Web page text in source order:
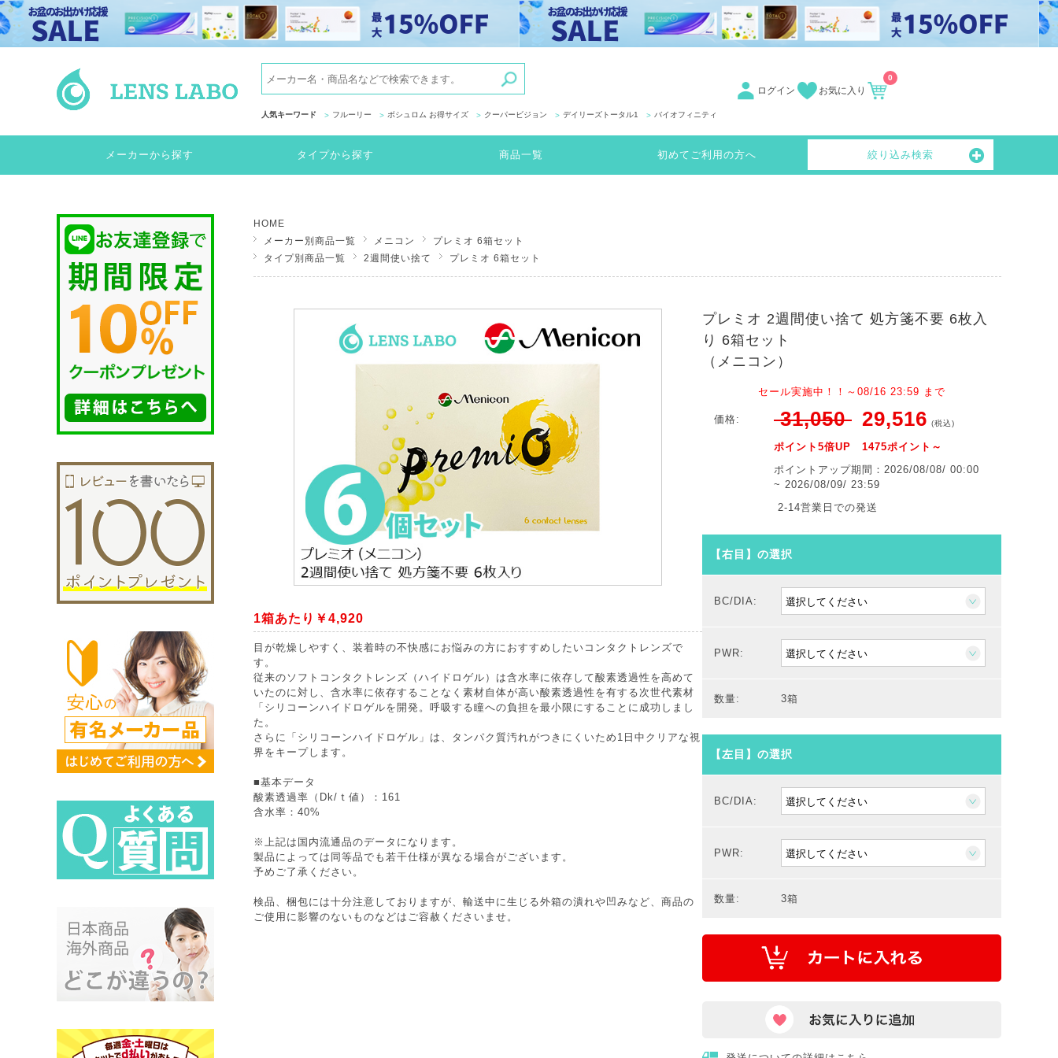
人気キーワード フルーリー ボシュロム お得サイズ クーパービジョン デイリーズトータル1 バイオフィニティ
ログイン お気に入り
0
メーカーから探す タイプから探す 商品一覧 初めてご利用の方へ 絞り込み検索
HOME
メーカー別商品一覧
メニコン
プレミオ 6箱セット
タイプ別商品一覧
2週間使い捨て プレミオ 6箱セット
1箱あたり￥4,920
目が乾燥しやすく、装着時の不快感にお悩みの方におすすめしたいコンタクトレンズで
す。
従来のソフトコンタクトレンズ（ハイドロゲル）は含水率に依存して酸素透過性を高めて
いたのに対し、含水率に依存することなく素材自体が高い酸素透過性を有する次世代素材
「シリコーンハイドロゲルを開発。呼吸する瞳への負担を最小限にすることに成功しまし
た。
さらに「シリコーンハイドロゲル」は、タンパク質汚れがつきにくいため1日中クリアな視
界をキープします。
■基本データ
酸素透過率（Dk/ｔ値）：161
含水率：40%
※上記は国内流通品のデータになります。
製品によっては同等品でも若干仕様が異なる場合がございます。
予めご了承ください。
検品、梱包には十分注意しておりますが、輸送中に生じる外箱の潰れや凹みなど、商品の
ご使用に影響のないものなどはご容赦くださいませ。
プレミオ 2週間使い捨て 処方箋不要 6枚入
り 6箱セット
（メニコン）
セール実施中！！～08/16 23:59 まで
価格: 31,050 29,516 (税込)
ポイント5倍UP 1475ポイント～
ポイントアップ期間：2026/08/08/ 00:00
~ 2026/08/09/ 23:59
2-14営業日での発送
【右目】の選択
BC/DIA:
PWR:
数量: 3箱
【左目】の選択
BC/DIA:
PWR:
数量: 3箱